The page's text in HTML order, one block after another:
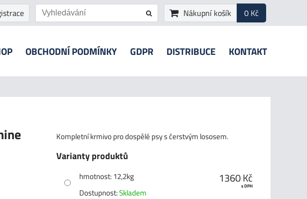
Nákupní košík 0 Kč
OBCHODNÍ PODMÍNKY GDPR DISTRIBUCE KONTAKT
Kompletní krmivo pro dospělé psy s čerstvým lososem.
Varianty produktů
hmotnost:12,2kg
Dostupnost:Skladem
1360 Kč
s DPH